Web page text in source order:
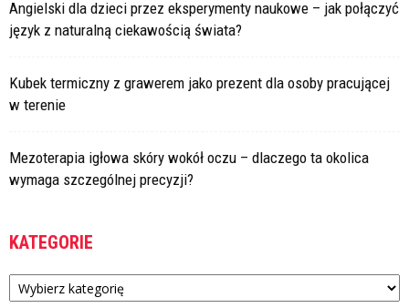
Angielski dla dzieci przez eksperymenty naukowe – jak połączyć
język z naturalną ciekawością świata?
Kubek termiczny z grawerem jako prezent dla osoby pracującej
w terenie
Mezoterapia igłowa skóry wokół oczu – dlaczego ta okolica
wymaga szczególnej precyzji?
KATEGORIE
Kategorie